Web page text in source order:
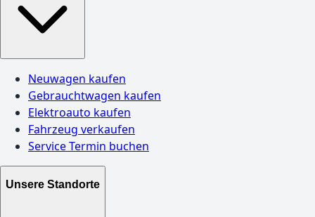
Neuwagen kaufen
Gebrauchtwagen kaufen
Elektroauto kaufen
Fahrzeug verkaufen
Service Termin buchen
Unsere Standorte